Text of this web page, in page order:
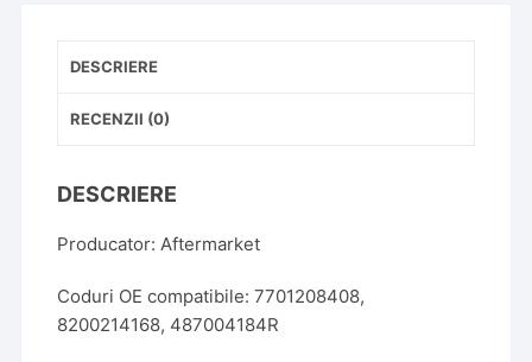
II,
Compatibil
DESCRIERE
RECENZII (0)
DESCRIERE
Producator: Aftermarket
Coduri OE compatibile: 7701208408,
8200214168, 487004184R